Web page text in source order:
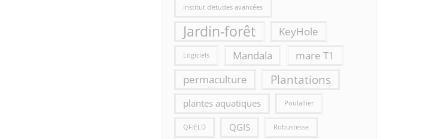
Institut d'etudes avancées
Jardin-forêt KeyHole
Logiciels Mandala
mare T1
permaculture
Plantations
plantes aquatiques Poulallier
QFIELD QGIS Robustesse